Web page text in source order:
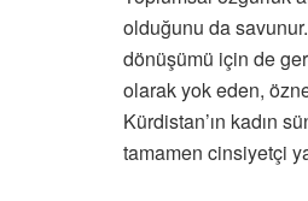
olduğunu da
dönüşümü için de
olarak yok eden,
Kürdistan’ın kadın
tamamen cinsiyetçi